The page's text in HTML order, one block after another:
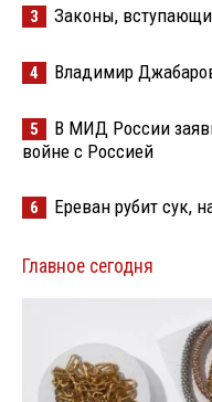
3 Законы,
4 Владимир
5
В МИД России
войне с Россией
6 Ереван рубит сук,
Главное сегодня